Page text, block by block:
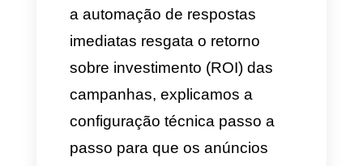
Nesse contexto, a
implementação demensagens
automáticas no Instagram
consolida como a estratégia
definitiva para transformar